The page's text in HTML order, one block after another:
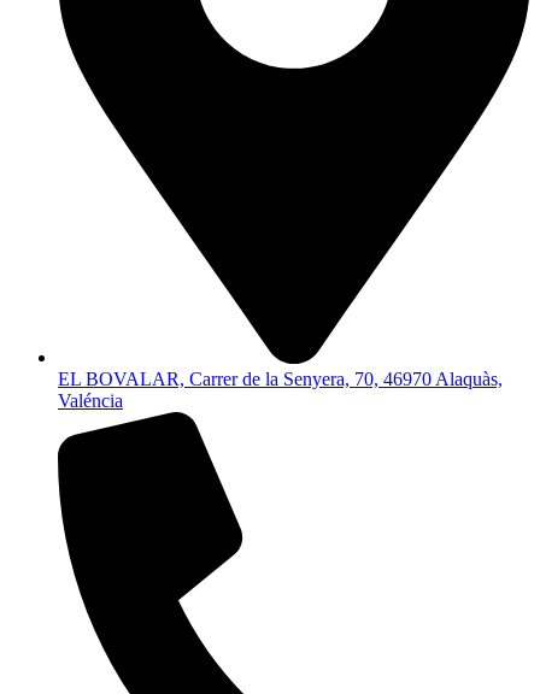
EL BOVALAR, Carrer de la Senyera, 70, 46970 Alaquàs,
Valéncia